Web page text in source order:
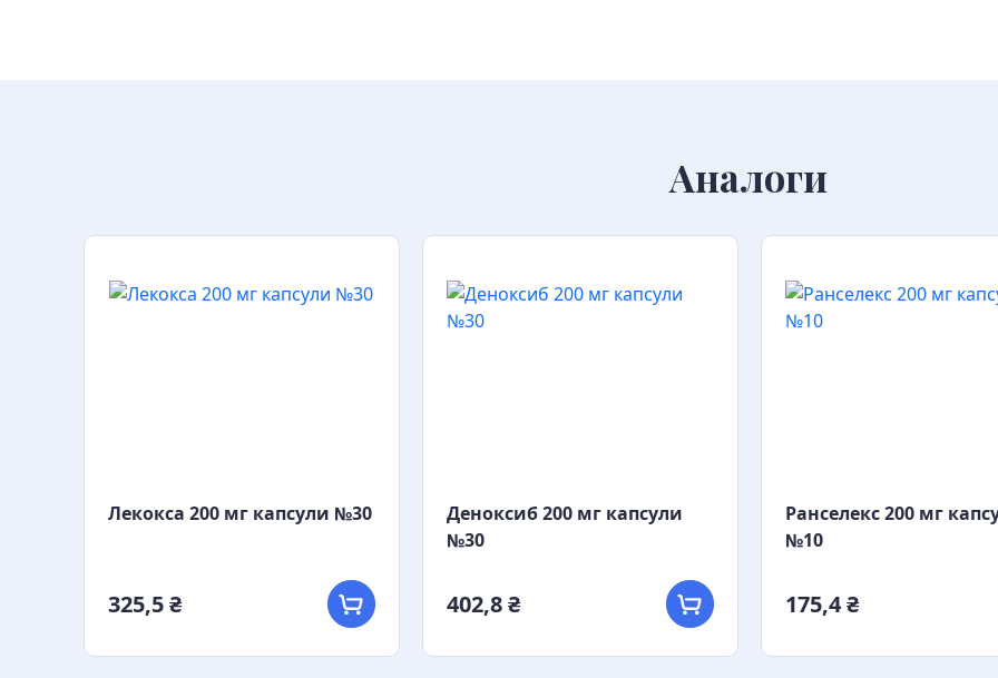
Аналоги
Лекокса 200 мг капсули №30
325,5 ₴
Деноксиб 200 мг капсули
№30
402,8 ₴
Ранселекс 200 мг
№10
175,4 ₴